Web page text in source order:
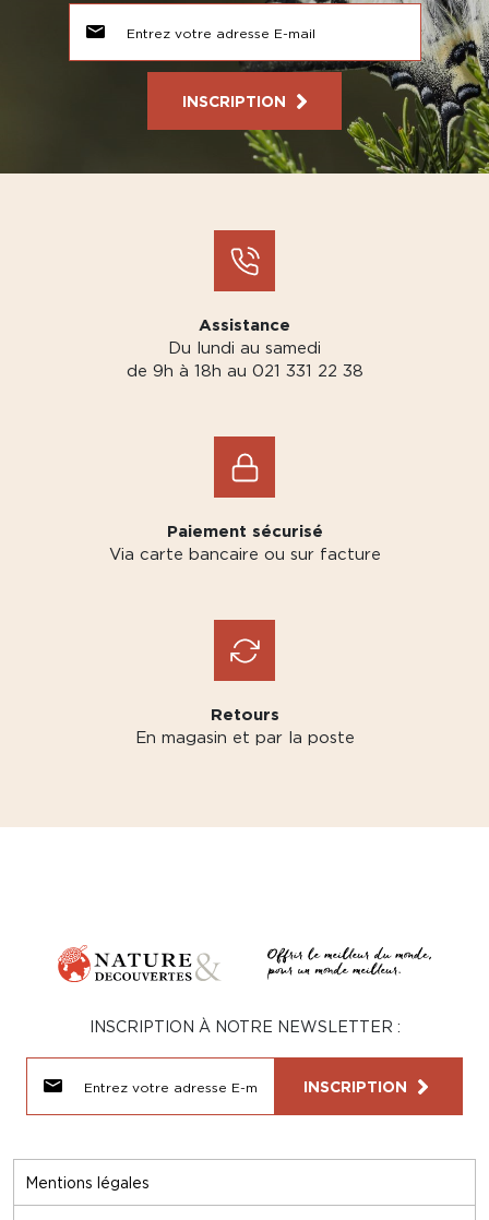
INSCRIPTION
Assistance
Du lundi au samedi
de 9h à 18h au 021 331 22 38
Paiement sécurisé
Via carte bancaire ou sur facture
Retours
En magasin et par la poste
Mentions légales
INSCRIPTION À NOTRE NEWSLETTER :
INSCRIPTION